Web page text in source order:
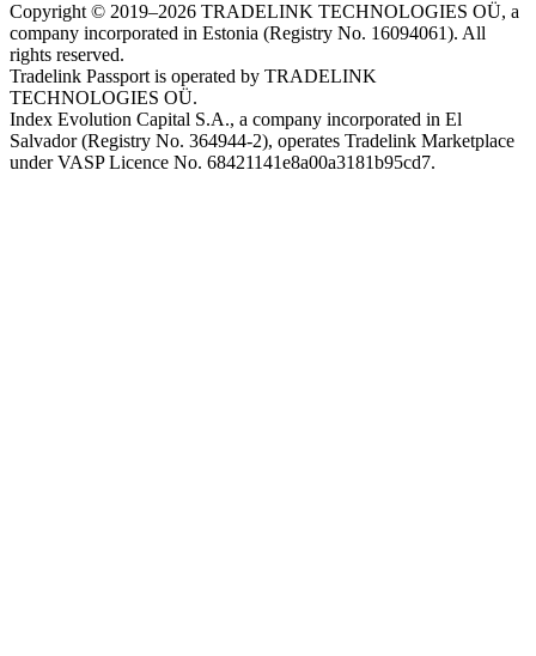
Copyright © 2019–2026 TRADELINK TECHNOLOGIES OÜ, a
company incorporated in Estonia (Registry No. 16094061). All
rights reserved.
Tradelink Passport is operated by TRADELINK
TECHNOLOGIES OÜ.
Index Evolution Capital S.A., a company incorporated in El
Salvador (Registry No. 364944-2), operates Tradelink Marketplace
under VASP Licence No. 68421141e8a00a3181b95cd7.